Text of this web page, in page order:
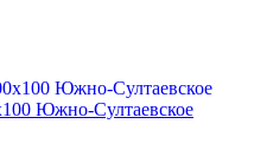
Южно-Султаевское